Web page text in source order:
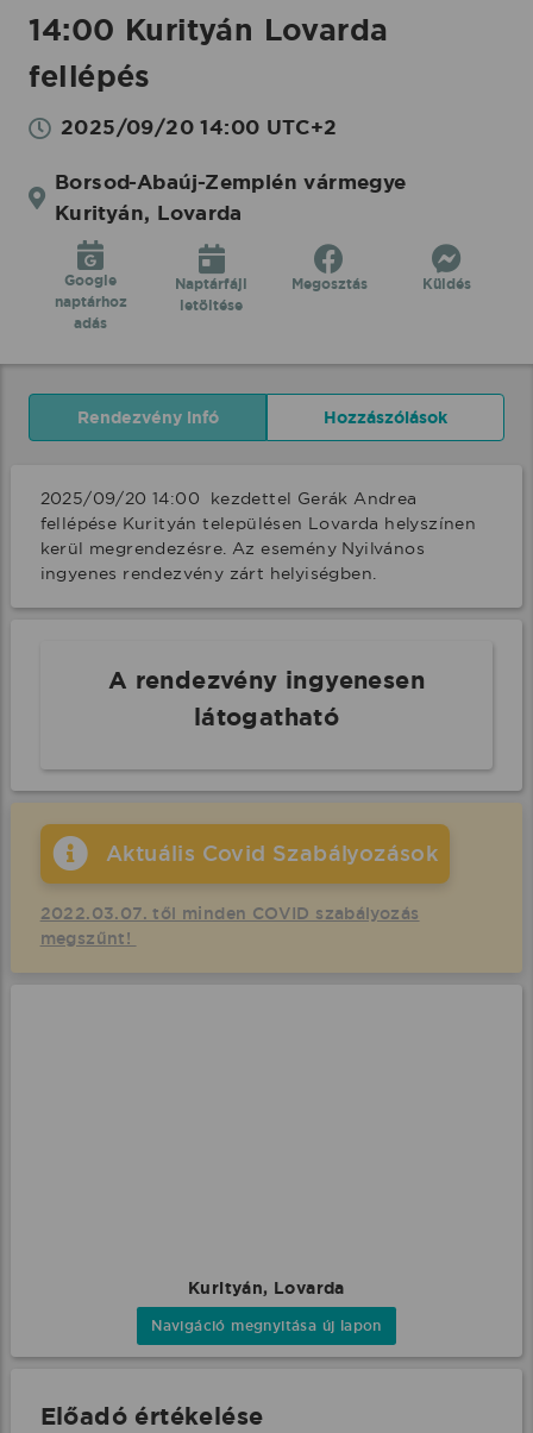
14:00 Kurityán Lovarda
fellépés
2025/09/20 14:00 UTC+2
Borsod-Abaúj-Zemplén vármegye
Kurityán, Lovarda
Google
naptárhoz
adás
Naptárfájl
letöltése
Megosztás Küldés
Rendezvény infó Hozzászólások
2025/09/20 14:00  kezdettel Gerák Andrea
fellépése Kurityán településen Lovarda helyszínen
kerül megrendezésre. Az esemény Nyilvános
ingyenes rendezvény zárt helyiségben.
A rendezvény ingyenesen
látogatható
Aktuális Covid Szabályozások
2022.03.07. től minden COVID szabályozás
megszűnt!
Kurityán, Lovarda
Navigáció megnyitása új lapon
Előadó értékelése